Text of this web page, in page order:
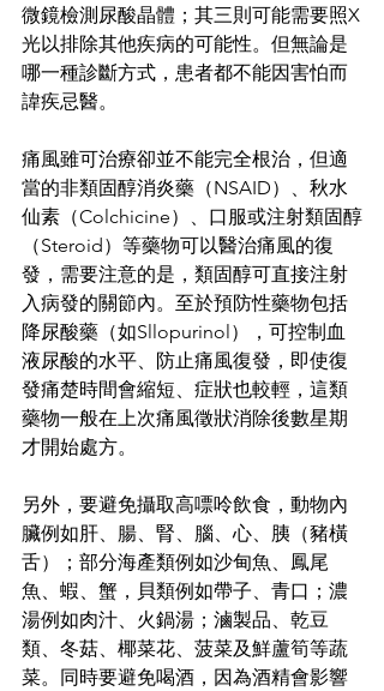
微鏡檢測尿酸晶體；其三則可能需要照X
光以排除其他疾病的可能性。但無論是
哪一種診斷方式，患者都不能因害怕而
諱疾忌醫。
痛風雖可治療卻並不能完全根治，但適
當的非類固醇消炎藥（NSAID）、秋水
仙素（Colchicine）、口服或注射類固醇
（Steroid）等藥物可以醫治痛風的復
發，需要注意的是，類固醇可直接注射
入病發的關節內。至於預防性藥物包括
降尿酸藥（如Sllopurinol），可控制血
液尿酸的水平、防止痛風復發，即使復
發痛楚時間會縮短、症狀也較輕，這類
藥物一般在上次痛風徵狀消除後數星期
才開始處方。
另外，要避免攝取高嘌呤飲食，動物內
臟例如肝、腸、腎、腦、心、胰（豬橫
舌）；部分海產類例如沙甸魚、鳳尾
魚、蝦、蟹，貝類例如帶子、青口；濃
湯例如肉汁、火鍋湯；滷製品、乾豆
類、冬菇、椰菜花、菠菜及鮮蘆筍等蔬
菜。同時要避免喝酒，因為酒精會影響